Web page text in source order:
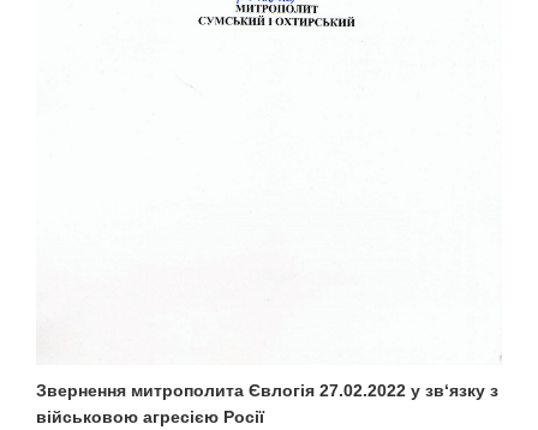
Звернення митрополита Євлогія 27.02.2022 у зв‘язку з
військовою агресією Росії